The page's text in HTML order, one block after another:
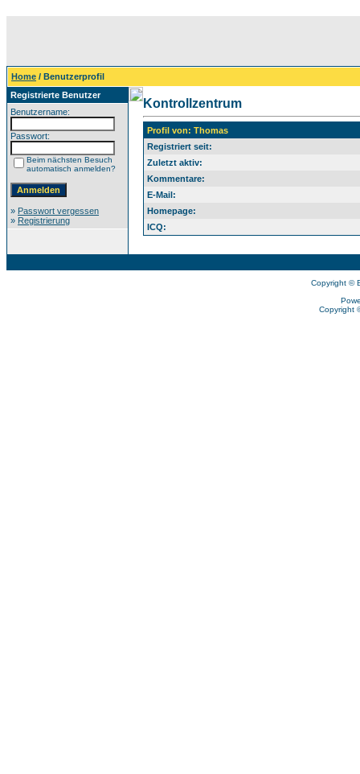
Home / Benutzerprofil
Registrierte Benutzer
Benutzername:
Passwort:
Beim nächsten Besuch
automatisch anmelden?
» Passwort vergessen
» Registrierung
Kontrollzentrum
Profil von: Thomas
Registriert seit:
Zuletzt aktiv:
Kommentare:
E-Mail:
Homepage:
ICQ:
Copyright ©
Copyright